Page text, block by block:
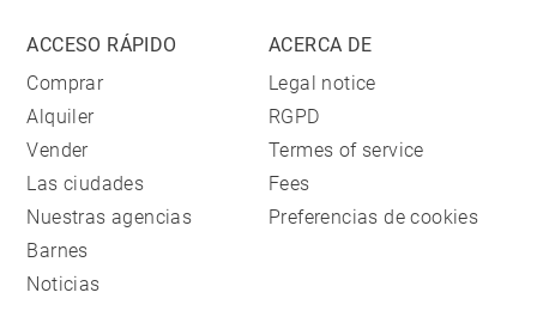
ACCESO RÁPIDO
Comprar
Alquiler
Vender
Las ciudades
Nuestras agencias
Barnes
Noticias
ACERCA DE
Legal notice
RGPD
Termes of service
Fees
Preferencias de cookies